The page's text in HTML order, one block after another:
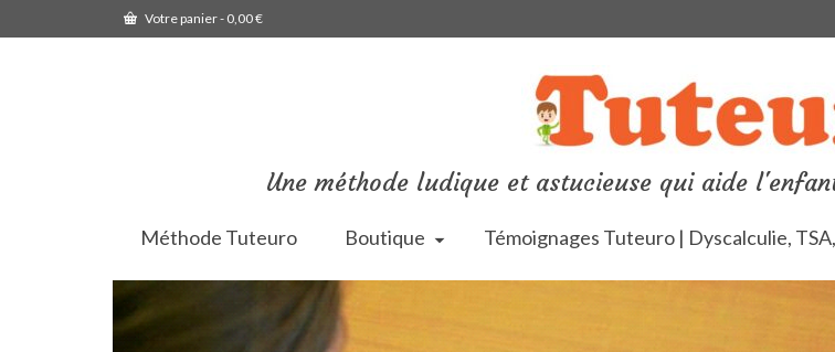
Votre panier- 0,00€
Une méthode ludique et astucieuse qui aide
Méthode Tuteuro Boutique Témoignages Tuteuro | Dyscalculie,